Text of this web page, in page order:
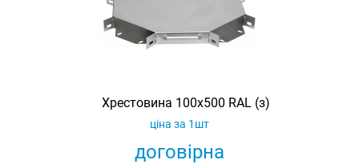
Хрестовина 100х500 RAL (з)
договірна
ціна за 1шт